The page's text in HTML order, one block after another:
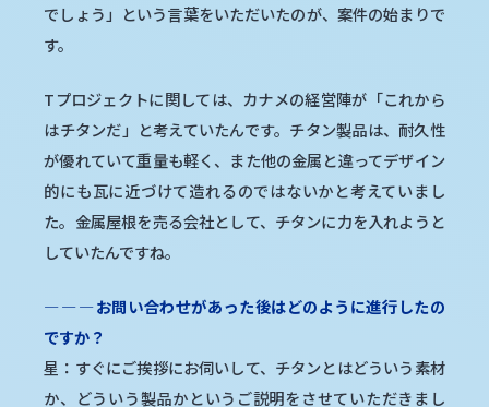
でしょう」という言葉をいただいたのが、案件の始まりで
す。
Tプロジェクトに関しては、カナメの経営陣が「これから
はチタンだ」と考えていたんです。チタン製品は、耐久性
が優れていて重量も軽く、また他の金属と違ってデザイン
的にも瓦に近づけて造れるのではないかと考えていまし
た。金属屋根を売る会社として、チタンに力を入れようと
していたんですね。
―――お問い合わせがあった後はどのように進行したの
ですか？
星：すぐにご挨拶にお伺いして、チタンとはどういう素材
か、どういう製品かというご説明をさせていただきまし